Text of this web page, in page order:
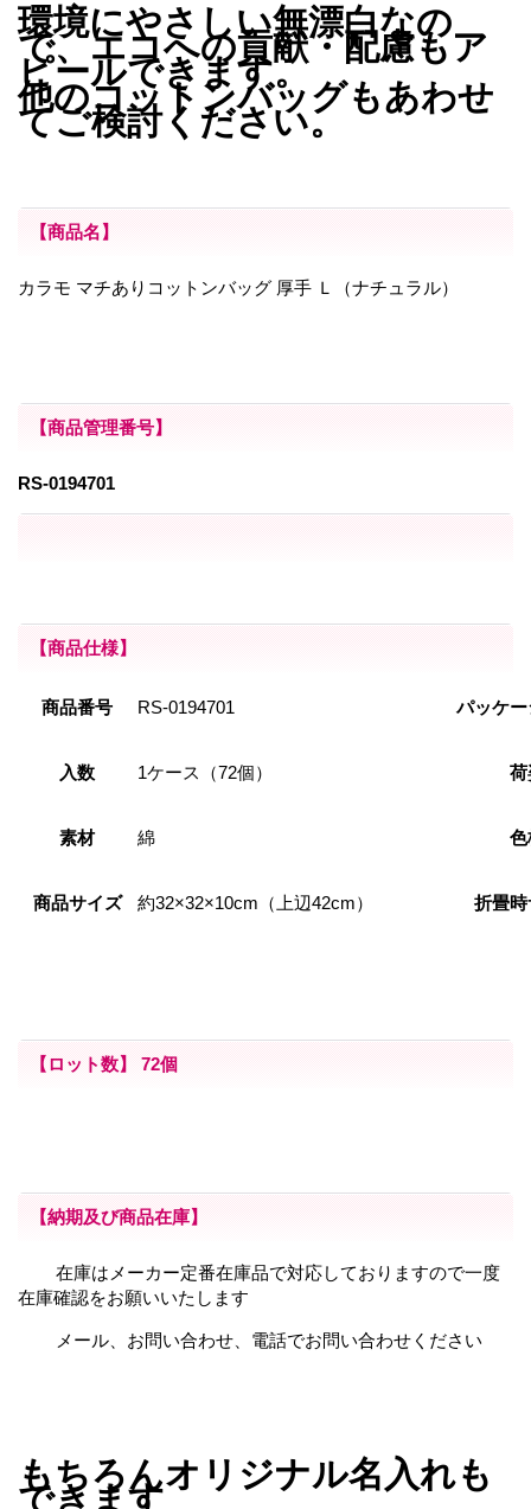
環境にやさしい無漂白なの
で、エコへの貢献・配慮もア
ピールできます。
他のコットンバッグもあわせ
てご検討ください。
【商品名】
カラモ マチありコットンバッグ 厚手 Ｌ（ナチュラル）
【商品管理番号】
RS-0194701
【商品仕様】
商品番号 RS-0194701 パッケ
入数 1ケース（72個） 荷
素材 綿 色
商品サイズ 約32×32×10cm（上辺42cm） 折畳
【ロット数】 72個
【納期及び商品在庫】
在庫はメーカー定番在庫品で対応しておりますので一度
在庫確認をお願いいたします
メール、お問い合わせ、電話でお問い合わせください
もちろんオリジナル名入れも
できます